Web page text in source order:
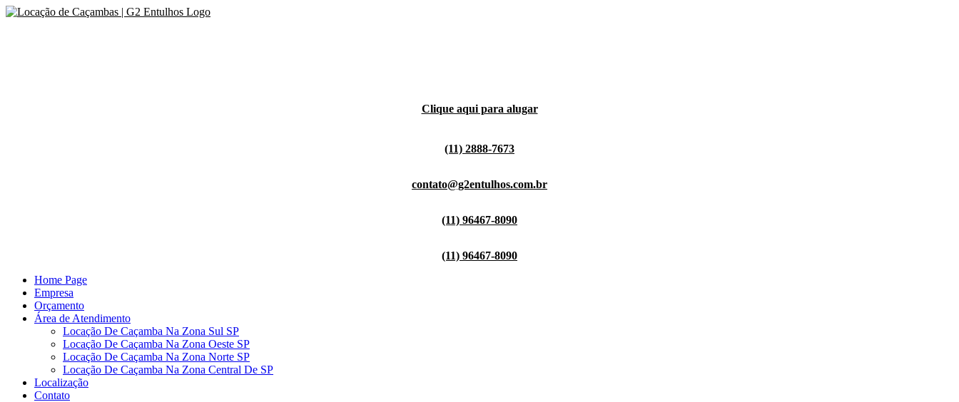
Skip
Clique aqui para alugar
(11) 2888-7673
contato@g2entulhos.com.br
(11) 96467-8090
(11) 96467-8090
Home Page
Empresa
Orçamento
Área de Atendimento
Locação De Caçamba Na Zona Sul SP
Locação De Caçamba Na Zona Oeste SP
Locação De Caçamba Na Zona Norte SP
Locação De Caçamba Na Zona Central De SP
Localização
Contato